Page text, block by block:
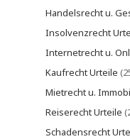
Handelsrecht u.
Insolvenzrecht
Internetrecht u.
Kaufrecht Urteile
Mietrecht u.
Reiserecht Urteile
Schadensrecht